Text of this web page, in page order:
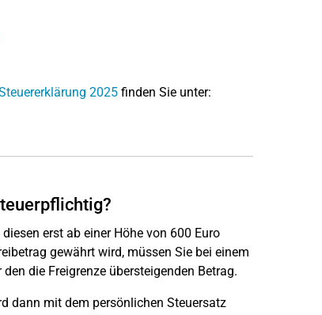
2025finden Sie unter:
erst ab einer Höhe von 600 Euro
gewährt wird, müssen Sie bei einem
die Freigrenze übersteigenden Betrag.
dann mit dem persönlichen Steuersatz